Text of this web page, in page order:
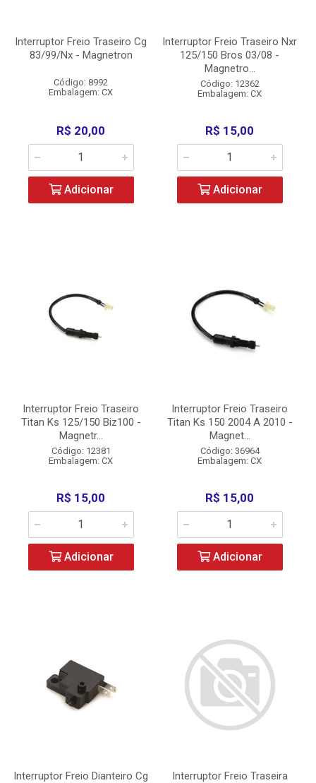
Interruptor Freio Traseiro Cg
83/99/Nx - Magnetron
Código: 8992
Embalagem: CX
R$ 20,00
Adicionar
Interruptor Freio Traseiro Nxr
125/150 Bros 03/08 -
Magnetro...
Código: 12362
Embalagem: CX
R$ 15,00
Adicionar
Interruptor Freio Traseiro
Titan Ks 125/150 Biz100 -
Magnetr...
Código: 12381
Embalagem: CX
R$ 15,00
Adicionar
Interruptor Freio Traseiro
Titan Ks 150 2004 A 2010 -
Magnet...
Código: 36964
Embalagem: CX
R$ 15,00
Adicionar
Interruptor Freio Dianteiro Cg Interruptor Freio Traseira